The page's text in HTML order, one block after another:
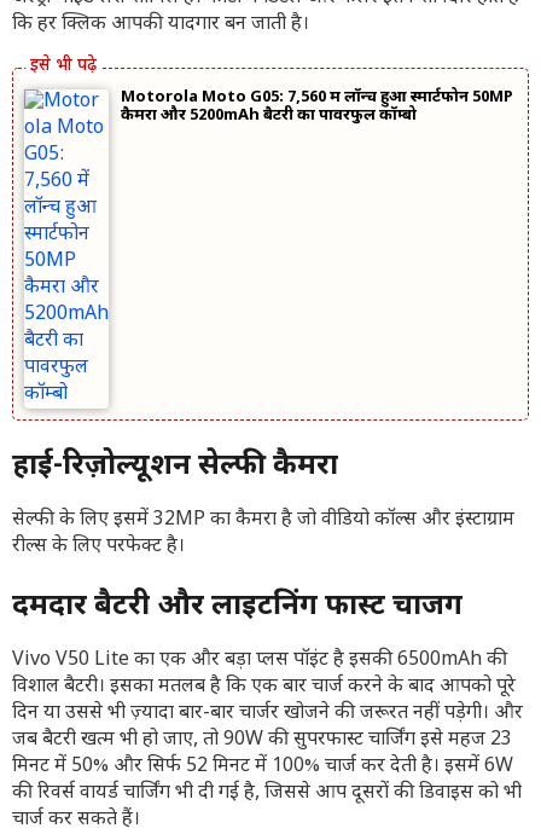
कि हर क्लिक आपकी यादगार बन जाती है।
Motorola Moto G05: 7,560 में लॉन्च हुआ स्मार्टफोन 50MP
कैमरा और 5200mAh बैटरी का पावरफुल कॉम्बो
हाई-रिज़ोल्यूशन सेल्फी कैमरा
सेल्फी के लिए इसमें 32MP का कैमरा है जो वीडियो कॉल्स और इंस्टाग्राम
रील्स के लिए परफेक्ट है।
दमदार बैटरी और लाइटनिंग फास्ट चार्जिंग
Vivo V50 Lite का एक और बड़ा प्लस पॉइंट है इसकी 6500mAh की
विशाल बैटरी। इसका मतलब है कि एक बार चार्ज करने के बाद आपको पूरे
दिन या उससे भी ज़्यादा बार-बार चार्जर खोजने की जरूरत नहीं पड़ेगी। और
जब बैटरी खत्म भी हो जाए, तो 90W की सुपरफास्ट चार्जिंग इसे महज 23
मिनट में 50% और सिर्फ 52 मिनट में 100% चार्ज कर देती है। इसमें 6W
की रिवर्स वायर्ड चार्जिंग भी दी गई है, जिससे आप दूसरों की डिवाइस को भी
चार्ज कर सकते हैं।